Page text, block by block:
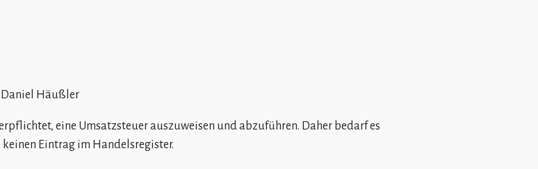
Daniel Häußler
eine Umsatzsteuer auszuweisen und abzuführen. Daher bedarf es
Eintrag im Handelsregister.